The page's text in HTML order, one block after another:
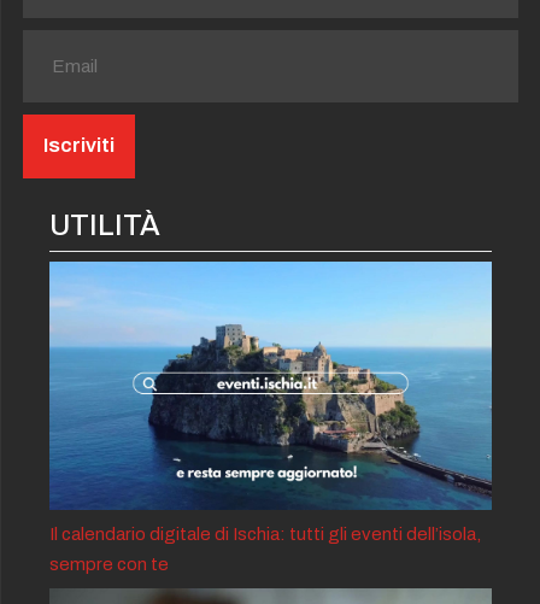
UTILITÀ
Il calendario digitale di Ischia: tutti gli eventi dell’isola,
sempre con te